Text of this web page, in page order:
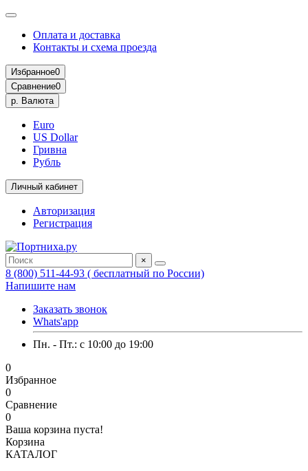
Оплата и доставка
Контакты и схема проезда
Избранное0
Сравнение0
р. Валюта
Euro
US Dollar
Гривна
Рубль
Личный кабинет
Авторизация
Регистрация
×
8 (800) 511-44-93 ( бесплатный по России)
Напишите нам
Заказать звонок
Whats'app
Пн. - Пт.: c 10:00 до 19:00
0
Избранное
0
Сравнение
0
Ваша корзина пуста!
Корзина
КАТАЛОГ